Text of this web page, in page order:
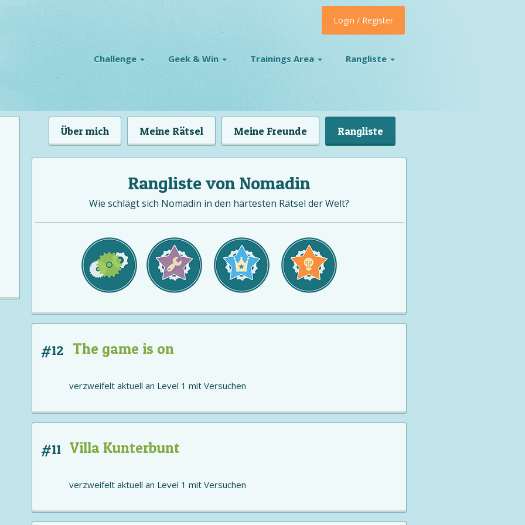
Challenge Geek & Win Trainings Area Rangliste
Login / Register
Über mich Meine Rätsel Meine Freunde Rangliste
Rangliste von Nomadin
Wie schlägt sich Nomadin in den härtesten Rätsel der Welt?
#12 The game is on
verzweifelt aktuell an Level 1 mit Versuchen
#11 Villa Kunterbunt
verzweifelt aktuell an Level 1 mit Versuchen